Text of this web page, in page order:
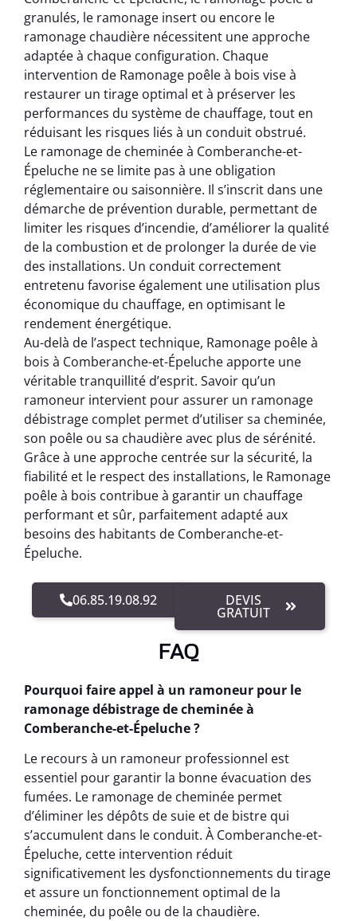
granulés, le ramonage insert ou encore le
ramonage chaudière nécessitent une approche
adaptée à chaque configuration. Chaque
intervention de Ramonage poêle à bois vise à
restaurer un tirage optimal et à préserver les
performances du système de chauffage, tout en
réduisant les risques liés à un conduit obstrué.
Le ramonage de cheminée à Comberanche-et-
Épeluche ne se limite pas à une obligation
réglementaire ou saisonnière. Il s’inscrit dans une
démarche de prévention durable, permettant de
limiter les risques d’incendie, d’améliorer la qualité
de la combustion et de prolonger la durée de vie
des installations. Un conduit correctement
entretenu favorise également une utilisation plus
économique du chauffage, en optimisant le
rendement énergétique.
Au-delà de l’aspect technique, Ramonage poêle à
bois à Comberanche-et-Épeluche apporte une
véritable tranquillité d’esprit. Savoir qu’un
ramoneur intervient pour assurer un ramonage
débistrage complet permet d’utiliser sa cheminée,
son poêle ou sa chaudière avec plus de sérénité.
Grâce à une approche centrée sur la sécurité, la
fiabilité et le respect des installations, le Ramonage
poêle à bois contribue à garantir un chauffage
performant et sûr, parfaitement adapté aux
besoins des habitants de Comberanche-et-
Épeluche.
06.85.19.08.92 DEVIS
GRATUIT
FAQ
Pourquoi faire appel à un ramoneur pour le
ramonage débistrage de cheminée à
Comberanche-et-Épeluche ?
Le recours à un ramoneur professionnel est
essentiel pour garantir la bonne évacuation des
fumées. Le ramonage de cheminée permet
d’éliminer les dépôts de suie et de bistre qui
s’accumulent dans le conduit. À Comberanche-et-
Épeluche, cette intervention réduit
significativement les dysfonctionnements du tirage
et assure un fonctionnement optimal de la
cheminée, du poêle ou de la chaudière.